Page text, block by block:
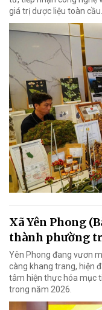
giá trị dược liệu toàn cầu.
Xã Yên Phong
thành phường
Yên Phong đang vươn
càng khang trang, hiện
tâm hiện thực hóa mục
trong năm 2026.